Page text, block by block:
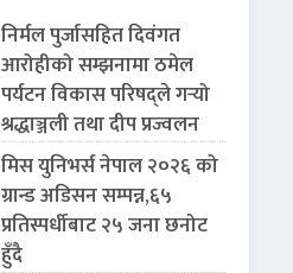
निर्मल पुर्जासहित दिवंगत
आरोहीको सम्झनामा ठमेल
पर्यटन विकास परिषद्ले गर्‍यो
श्रद्धाञ्जली तथा दीप प्रज्वलन
मिस युनिभर्स नेपाल २०२६ को
ग्रान्ड अडिसन सम्पन्न,६५
प्रतिस्पर्धीबाट २५ जना छनोट
हुँदै